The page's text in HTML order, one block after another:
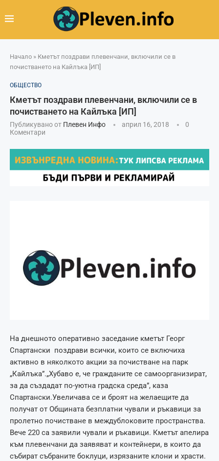
Начало » Кметът поздрави плевенчани, включили се в
почистването на Кайлъка [ИП]
ОБЩЕСТВО
Кметът поздрави плевенчани, включили се в
почистването на Кайлъка [ИП]
Публикувано от Плевен Инфо април 16, 2018
0
Коментари
На днешното оперативно заседание кметът Георг
Спартански поздрави всички, които се включиха
активно в няколкото акции за почистване на парк
„Кайлъка”.„Хубаво е, че гражданите се самоорганизират,
за да създадат по-уютна градска среда”, каза
Спартански.Увеличава се и броят на желаещите да
получат от Общината безплатни чували и ръкавици за
пролетно почистване в междублоковите пространства.
Вече 220 са заявили чували и ръкавици. Кметът апелира
към плевенчани да заявяват и контейнери, в които да
събират събраните боклуци, изрязаните клони и храсти.